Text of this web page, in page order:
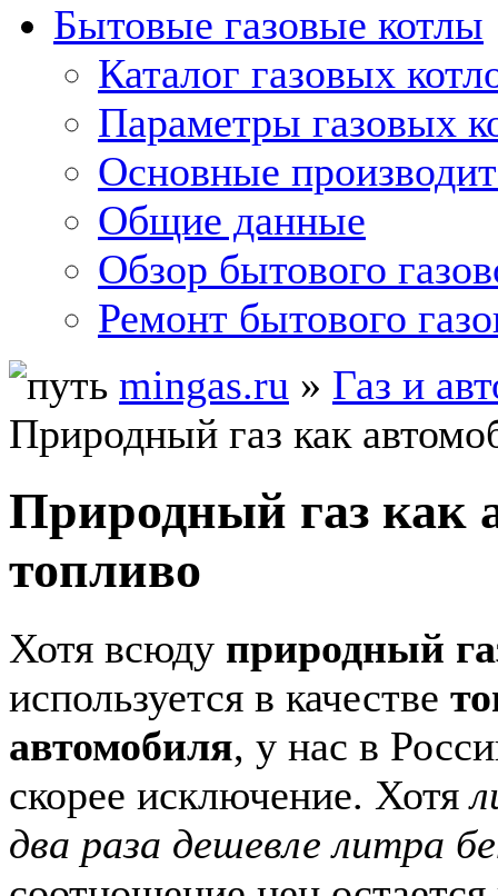
Бытовые газовые котлы
Каталог газовых
Параметры газовых
Основные
Общие данные
Обзор бытового
Ремонт бытового
mingas.ru » Газ и
Природный газ как
Природный газ как
топливо
Хотя всюду природный
используется в качестве
автомобиля, у нас в
скорее исключение. Хотя
два раза дешевле литра